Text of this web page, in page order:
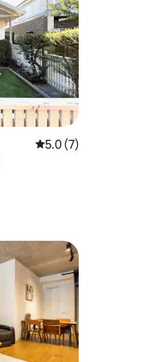
औसत रेटिंग 5 में से 5.0,
5.0 (7)